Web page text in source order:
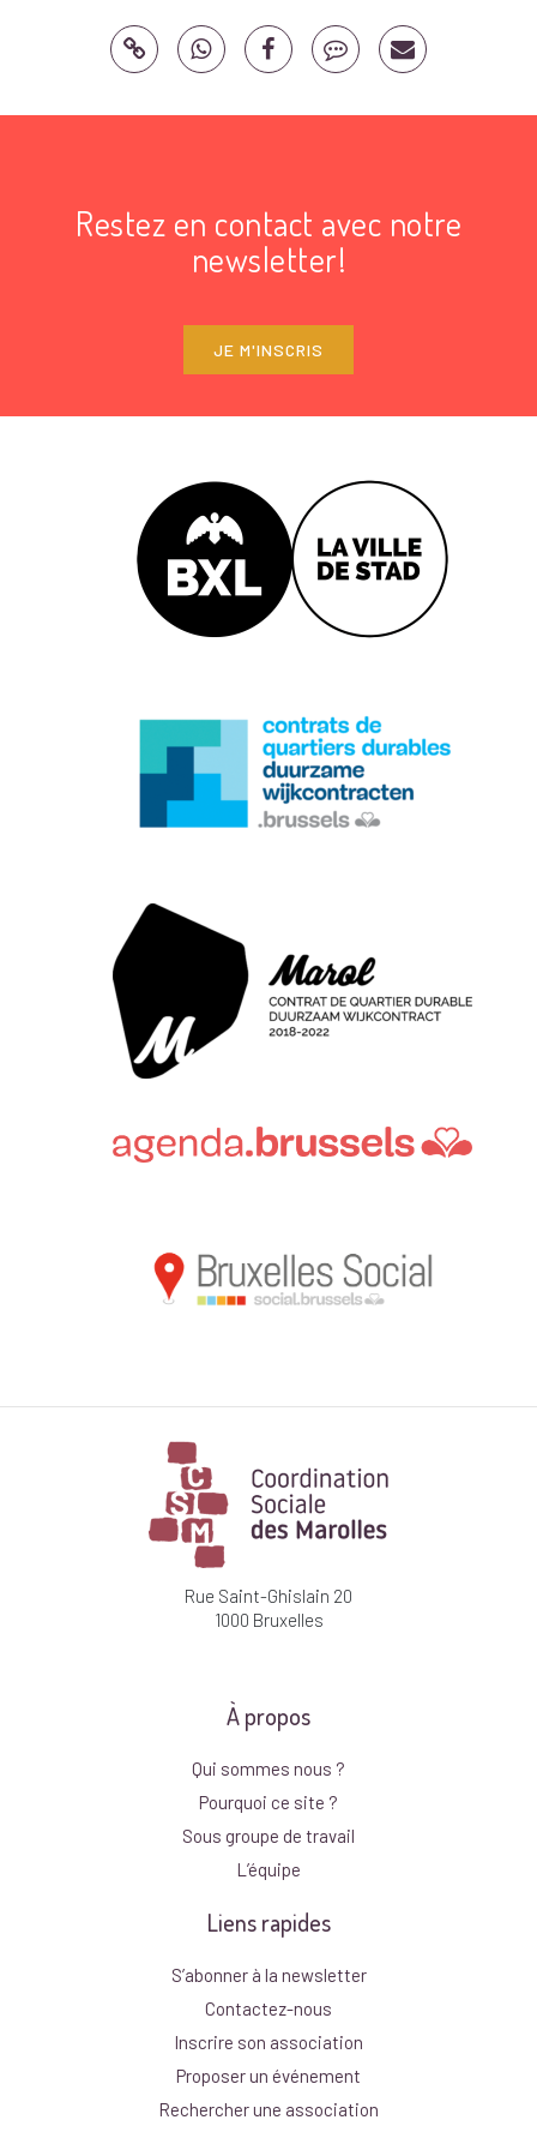
Restez en contact avec notre
newsletter!
JE M'INSCRIS
Rue Saint-Ghislain 20
1000 Bruxelles
À propos
Qui sommes nous ?
Pourquoi ce site ?
Sous groupe de travail
L’équipe
Liens rapides
S’abonner à la newsletter
Contactez-nous
Inscrire son association
Proposer un événement
Rechercher une association